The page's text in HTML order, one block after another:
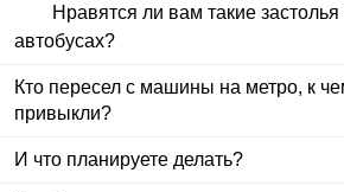
Нравятся ли вам такие
автобусах?
Кто пересел с машины на метро, к
привыкли?
И что планируете делать?